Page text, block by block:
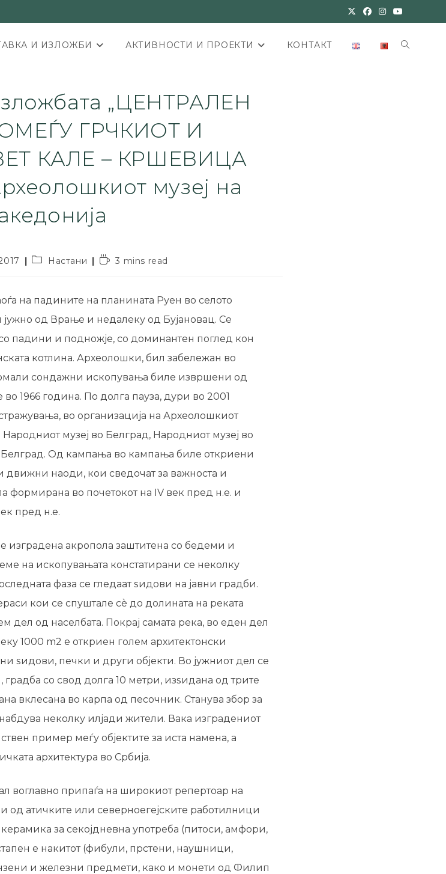
И ИЗЛОЖБИ АКТИВНОСТИ И ПРОЕКТИ КОНТАКТ
„ЦЕНТРАЛЕН
ГРЧКИОТ И
КАЛЕ – КРШЕВИЦА
музеј на
Настани 3 mins read
на падините на планината Руен во селото
од Врање и недалеку од Бујановац. Се
падини и подножје, со доминантен поглед кон
котлина. Археолошки, бил забележан во
сондажни ископувања биле извршени од
1966 година. По долга пауза, дури во 2001
во организација на Археолошкиот
музеј во Белград, Народниот музеј во
Од кампања во кампања биле откриени
движни наоди, кои сведочат за важноста и
формирана во почетокот на IV век пред н.е. и
пред н.е.
изградена акропола заштитена со бедеми и
на ископувањата констатирани се неколку
фаза се гледаат ѕидови на јавни градби.
кои се спуштале сè до долината на реката
дел од населбата. Покрај самата река, во еден дел
1000 m2 е откриен голем архитектонски
ѕидови, печки и други објекти. Во јужниот дел се
градба со свод долга 10 метри, изѕидана од трите
вклесана во карпа од песочник. Станува збор за
неколку илјади жители. Вака изградениот
пример меѓу објектите за иста намена, а
архитектура во Србија.
воглавно припаѓа на широкиот репертоар на
од атичките или северноегејските работилници
за секојдневна употреба (питоси, амфори,
е накитот (фибули, прстени, наушници,
и железни предмети, како и монети од Филип